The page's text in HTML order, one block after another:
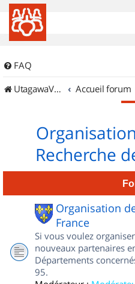
FAQ
UtagawaVTT (Randos VTT et VTTAE avec traces GPS)
Accueil forum
Recherche
Organisation
France
Si vous voulez
nouveaux partenaires
Départements
95.